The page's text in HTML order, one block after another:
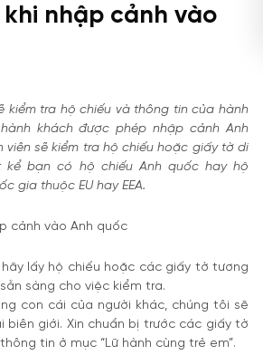
nhập cảnh vào
kiểm tra hộ chiếu và thông tin của hành
khách được phép nhập cảnh Anh
viên sẽ kiểm tra hộ chiếu hoặc giấy tờ di
kể bạn có hộ chiếu Anh quốc hay hộ
gia thuộc EU hay EEA.
hãy lấy hộ chiếu hoặc các giấy tờ tương
sàng cho việc kiểm tra.
con cái của người khác, chúng tôi sẽ
giới. Xin chuẩn bị trước các giấy tờ
tin ở mục “Lữ hành cùng trẻ em”.